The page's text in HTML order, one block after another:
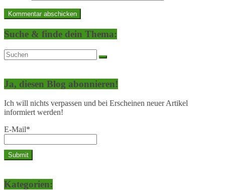
Suche & finde dein Thema:
Ja, diesen Blog abonnieren!
Ich will nichts verpassen und bei Erscheinen neuer Artikel
informiert werden!
E-Mail*
Kategorien: